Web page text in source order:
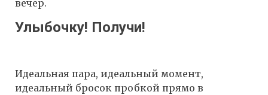
вечер.
Улыбочку! Получи!
Идеальная пара, идеальный момент,
идеальный бросок пробкой прямо в